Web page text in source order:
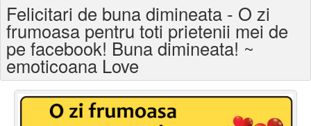
Felicitari varsta
Felicitari zilele anului
Felicitari zile saptamana
Felicitari muzicale
Felicitari de buna dimineata - O zi
frumoasa pentru toti prietenii mei de
pe facebook! Buna dimineata! ~
emoticoana Love